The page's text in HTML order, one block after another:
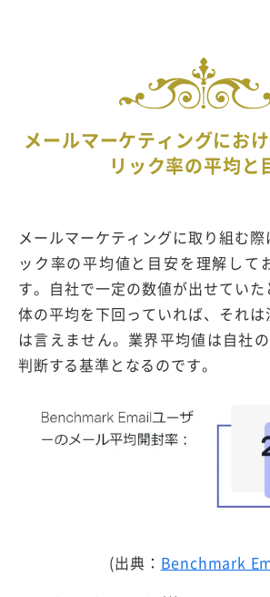
メールマーケティングにお
リック率の平均と
メールマーケティングに取り組む
ック率の平均値と目安を理解して
す。自社で一定の数値が出せてい
体の平均を下回っていれば、それは
は言えません。業界平均値は自社
判断する基準となるのです。
(出典： Benchmark